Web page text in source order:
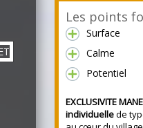
Les points
Surface
Calme
Potentiel
EXCLUSIVITE
individuellede